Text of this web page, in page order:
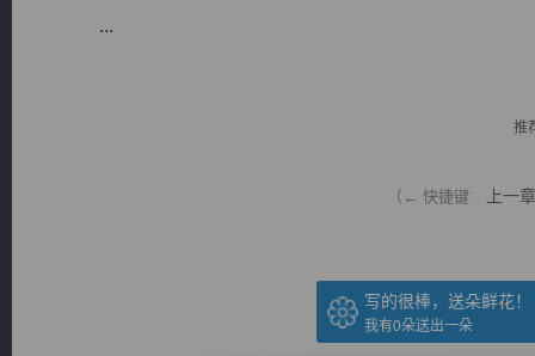
...
推
（← 快捷键 上一章
写的很棒，送朵鲜花！
我有0朵送出一朵